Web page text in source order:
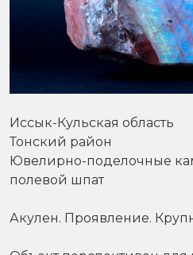
Иссык-Кульская область
Тонский район
Ювелирно-поделочные
полевой шпат
Акулен. Проявление.